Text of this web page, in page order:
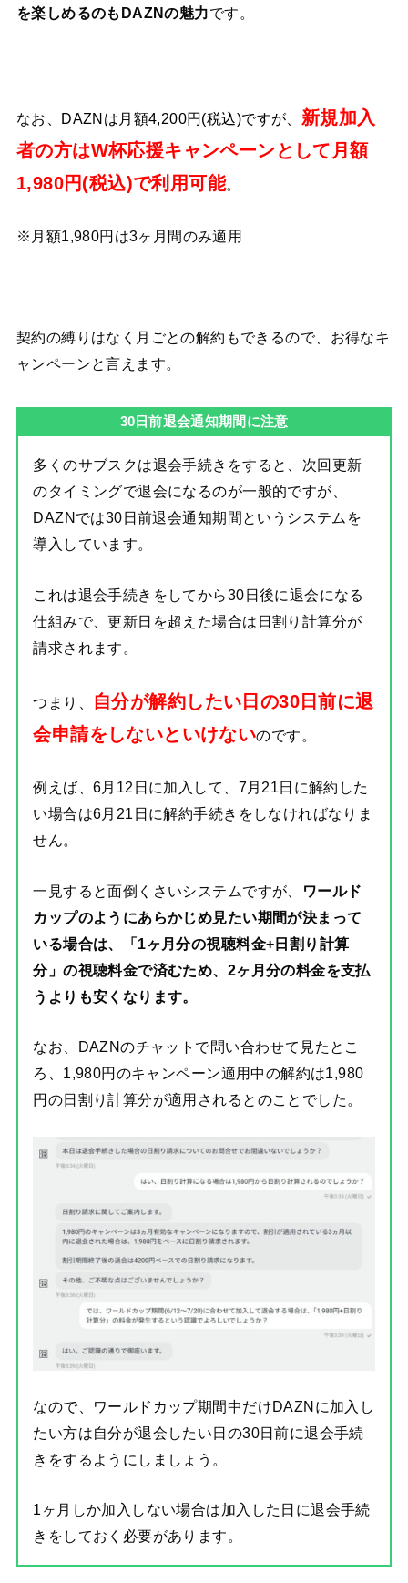
を楽しめるのもDAZNの魅力です。
なお、DAZNは月額4,200円(税込)ですが、 新規加入
者の方はW杯応援キャンペーンとして月額
1,980円(税込)で利用可能。
※月額1,980円は3ヶ月間のみ適用
契約の縛りはなく月ごとの解約もできるので、お得なキ
ャンペーンと言えます。
30日前退会通知期間に注意
多くのサブスクは退会手続きをすると、次回更新
のタイミングで退会になるのが一般的ですが、
DAZNでは30日前退会通知期間というシステムを
導入しています。
これは退会手続きをしてから30日後に退会になる
仕組みで、更新日を超えた場合は日割り計算分が
請求されます。
つまり、
自分が解約したい日の30日前に退
会申請をしないといけないのです。
例えば、6月12日に加入して、7月21日に解約した
い場合は6月21日に解約手続きをしなければなりま
せん。
一見すると面倒くさいシステムですが、
ワールド
カップのようにあらかじめ見たい期間が決まって
いる場合は、「1ヶ月分の視聴料金+日割り計算
分」の視聴料金で済むため、2ヶ月分の料金を支払
うよりも安くなります。
なお、DAZNのチャットで問い合わせて見たとこ
ろ、1,980円のキャンペーン適用中の解約は1,980
円の日割り計算分が適用されるとのことでした。
なので、ワールドカップ期間中だけDAZNに加入し
たい方は自分が退会したい日の30日前に退会手続
きをするようにしましょう。
1ヶ月しか加入しない場合は加入した日に退会手続
きをしておく必要があります。